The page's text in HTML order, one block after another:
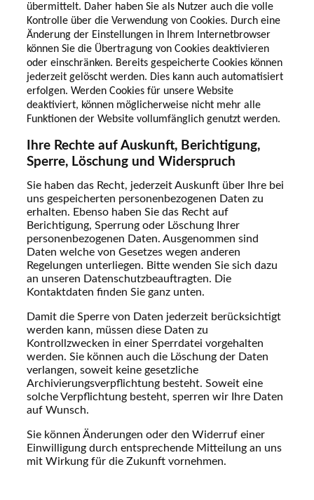
übermittelt. Daher haben Sie als Nutzer auch die volle
Kontrolle über die Verwendung von Cookies. Durch eine
Änderung der Einstellungen in Ihrem Internetbrowser
können Sie die Übertragung von Cookies deaktivieren
oder einschränken. Bereits gespeicherte Cookies können
jederzeit gelöscht werden. Dies kann auch automatisiert
erfolgen. Werden Cookies für unsere Website
deaktiviert, können möglicherweise nicht mehr alle
Funktionen der Website vollumfänglich genutzt werden.
Ihre Rechte auf Auskunft, Berichtigung,
Sperre, Löschung und Widerspruch
Sie haben das Recht, jederzeit Auskunft über Ihre bei
uns gespeicherten personenbezogenen Daten zu
erhalten. Ebenso haben Sie das Recht auf
Berichtigung, Sperrung oder Löschung Ihrer
personenbezogenen Daten. Ausgenommen sind
Daten welche von Gesetzes wegen anderen
Regelungen unterliegen. Bitte wenden Sie sich dazu
an unseren Datenschutzbeauftragten. Die
Kontaktdaten finden Sie ganz unten.
Damit die Sperre von Daten jederzeit berücksichtigt
werden kann, müssen diese Daten zu
Kontrollzwecken in einer Sperrdatei vorgehalten
werden. Sie können auch die Löschung der Daten
verlangen, soweit keine gesetzliche
Archivierungsverpflichtung besteht. Soweit eine
solche Verpflichtung besteht, sperren wir Ihre Daten
auf Wunsch.
Sie können Änderungen oder den Widerruf einer
Einwilligung durch entsprechende Mitteilung an uns
mit Wirkung für die Zukunft vornehmen.